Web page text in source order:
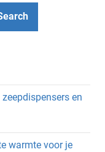
en
warmte voor je